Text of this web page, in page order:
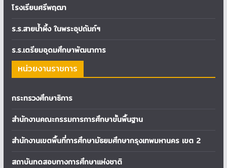
โรงเรียนศรีพฤฒา
ร.ร.สายน้ำผึ้ง ในพระอุปถัมภ์ฯ
ร.ร.เตรียมอุดมศึกษาพัฒนาการ
หน่วยงานราชการ
กระทรวงศึกษาธิการ
สำนักงานคณะกรรมการการศึกษาขั้นพื้นฐาน
สำนักงานเขตพื้นที่การศึกษามัธยมศึกษากรุงเทพมหานคร เขต 2
สถาบันทดสอบทางการศึกษาแห่งชาติ